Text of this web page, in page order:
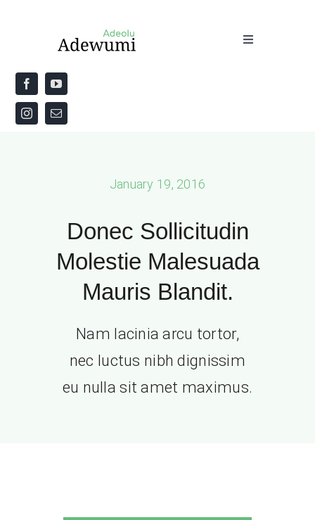
Toggle
Home
About
January 19, 2016
Donec Sollicitudin
Molestie Malesuada
Mauris Blandit.
Nam lacinia arcu tortor,
nec luctus nibh dignissim
eu nulla sit amet maximus.